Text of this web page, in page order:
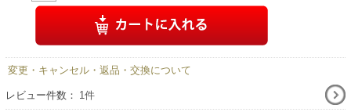
変更・キャンセル・返品・交換について
レビュー件数： 1件